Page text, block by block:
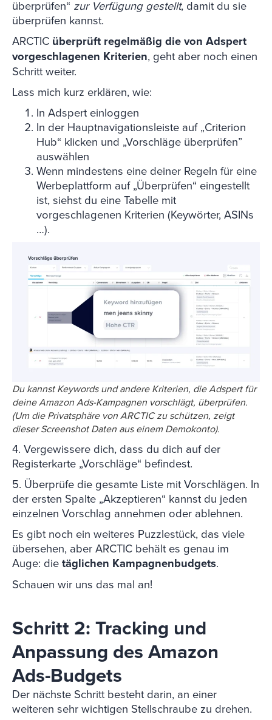
überprüfen“ zur Verfügung gestellt, damit du sie
überprüfen kannst.
ARCTIC überprüft regelmäßig die von Adspert
vorgeschlagenen Kriterien, geht aber noch einen
Schritt weiter.
Lass mich kurz erklären, wie:
In Adspert einloggen
In der Hauptnavigationsleiste auf „Criterion
Hub“ klicken und „Vorschläge überprüfen”
auswählen
Wenn mindestens eine deiner Regeln für eine
Werbeplattform auf „Überprüfen“ eingestellt
ist, siehst du eine Tabelle mit
vorgeschlagenen Kriterien (Keywörter, ASINs
…).
Du kannst Keywords und andere Kriterien, die Adspert für
deine Amazon Ads-Kampagnen vorschlägt, überprüfen.
(Um die Privatsphäre von ARCTIC zu schützen, zeigt
dieser Screenshot Daten aus einem Demokonto).
4. Vergewissere dich, dass du dich auf der
Registerkarte „Vorschläge“ befindest.
5. Überprüfe die gesamte Liste mit Vorschlägen. In
der ersten Spalte „Akzeptieren“ kannst du jeden
einzelnen Vorschlag annehmen oder ablehnen.
Es gibt noch ein weiteres Puzzlestück, das viele
übersehen, aber ARCTIC behält es genau im
Auge: dietäglichen Kampagnenbudgets.
Schauen wir uns das mal an!
Schritt 2: Tracking und
Anpassung des Amazon
Ads-Budgets
Der nächste Schritt besteht darin, an einer
weiteren sehr wichtigen Stellschraube zu drehen.